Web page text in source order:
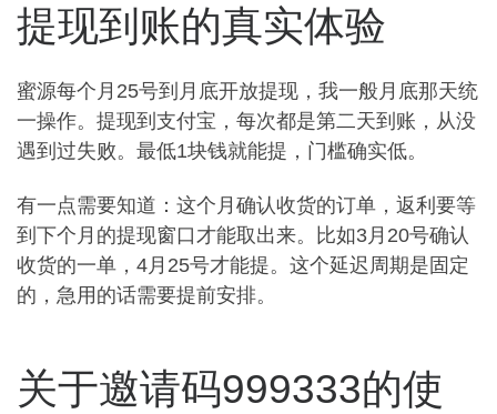
提现到账的真实体验
蜜源每个月25号到月底开放提现，我一般月底那天统
一操作。提现到支付宝，每次都是第二天到账，从没
遇到过失败。最低1块钱就能提，门槛确实低。
有一点需要知道：这个月确认收货的订单，返利要等
到下个月的提现窗口才能取出来。比如3月20号确认
收货的一单，4月25号才能提。这个延迟周期是固定
的，急用的话需要提前安排。
关于邀请码999333的使